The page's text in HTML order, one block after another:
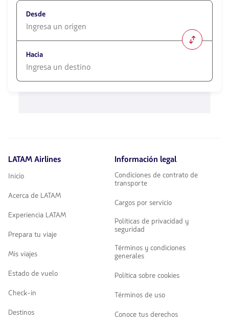
Desde
opciones
disponibles.
Usa
las
Hacia
para
LATAM Airlines
Inicio
Acerca de LATAM
Experiencia LATAM
Prepara tu viaje
Mis viajes
Estado de vuelo
Check-in
Destinos
Información legal
Condiciones de contrato de
transporte
Cargos por servicio
Políticas de privacidad y
seguridad
Términos y condiciones
generales
Política sobre cookies
Términos de uso
Conoce tus derechos